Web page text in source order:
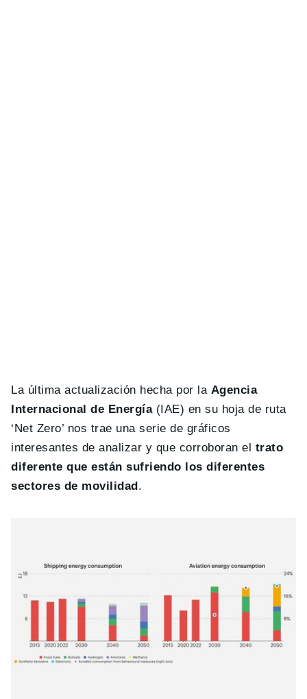
La última actualización hecha por la Agencia
Internacional de Energía(IAE) en su hoja de ruta
‘Net Zero’ nos trae una serie de gráficos
interesantes de analizar y que corroboran el trato
diferente que están sufriendo los diferentes
sectores de movilidad.